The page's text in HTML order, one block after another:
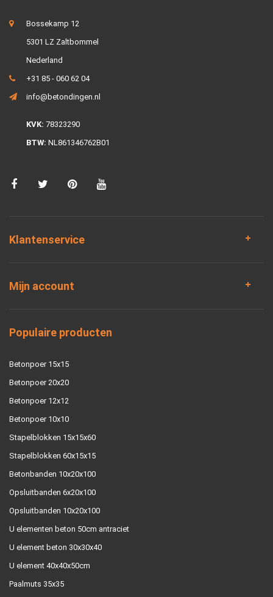
Bossekamp 12
5301 LZ Zaltbommel
Nederland
+31 85 - 060 62 04
info@betondingen.nl
KVK: 78323290
BTW: NL861346762B01
Klantenservice
Mijn account
Populaire producten
Betonpoer 15x15
Betonpoer 20x20
Betonpoer 12x12
Betonpoer 10x10
Stapelblokken 15x15x60
Stapelblokken 60x15x15
Betonbanden 10x20x100
Opsluitbanden 6x20x100
Opsluitbanden 10x20x100
U elementen beton 50cm antraciet
U element beton 30x30x40
U element 40x40x50cm
Paalmuts 35x35